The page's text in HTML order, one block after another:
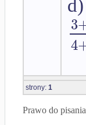
d)
3
4
strony: 1
Prawo do